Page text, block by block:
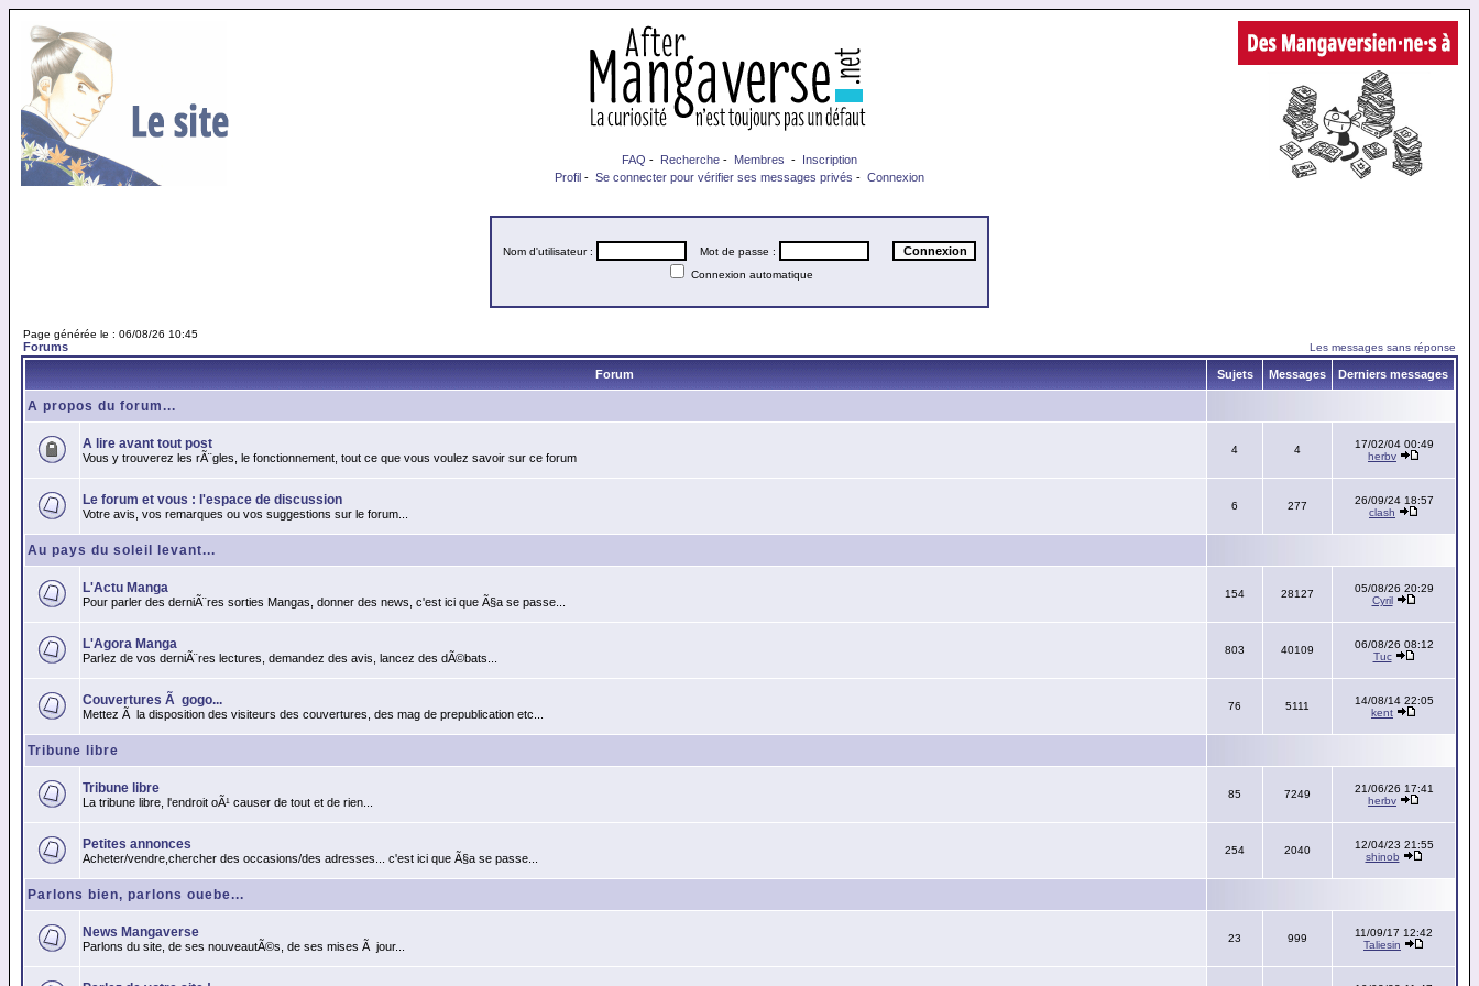
FAQ - Recherche - Membres - Inscription
Profil - Se connecter pour vérifier ses messages privés - Connexion
Nom d'utilisateur :
Mot de passe :
Connexion automatique
Page générée le : 06/08/26 10:45
Forums Les messages sans réponse
Forum Sujets Messages Derniers messages
A propos du forum...
A lire avant tout post
Vous y trouverez les rÃ¨gles, le fonctionnement, tout ce que vous voulez savoir sur ce forum
4 4
17/02/04 00:49
herbv
Le forum et vous : l'espace de discussion
Votre avis, vos remarques ou vos suggestions sur le forum...
6 277
26/09/24 18:57
clash
Au pays du soleil levant...
L'Actu Manga
Pour parler des derniÃ¨res sorties Mangas, donner des news, c'est ici que Ã§a se passe...
154 28127
05/08/26 20:29
Cyril
L'Agora Manga
Parlez de vos derniÃ¨res lectures, demandez des avis, lancez des dÃ©bats...
803 40109
06/08/26 08:12
Tuc
Couvertures Ã gogo...
Mettez Ã la disposition des visiteurs des couvertures, des mag de prepublication etc...
76 5111
14/08/14 22:05
kent
Tribune libre
Tribune libre
La tribune libre, l'endroit oÃ¹ causer de tout et de rien...
85 7249
21/06/26 17:41
herbv
Petites annonces
Acheter/vendre,chercher des occasions/des adresses... c'est ici que Ã§a se passe...
254 2040
12/04/23 21:55
shinob
Parlons bien, parlons ouebe...
News Mangaverse
Parlons du site, de ses nouveautÃ©s, de ses mises Ã jour...
23 999
11/09/17 12:42
Taliesin